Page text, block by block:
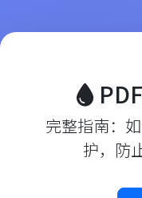
完整指南：
护，防